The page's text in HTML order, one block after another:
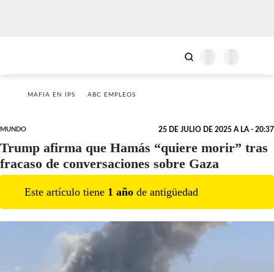
MAFIA EN IPS ABC EMPLEOS
MUNDO 25 DE JULIO DE 2025 A LA - 20:37
Trump afirma que Hamás “quiere morir” tras
fracaso de conversaciones sobre Gaza
Este artículo tiene 1 año de antigüedad